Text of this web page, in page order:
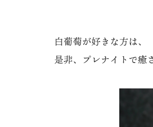
白葡萄が好きな方は、
是非、プレナイトで癒